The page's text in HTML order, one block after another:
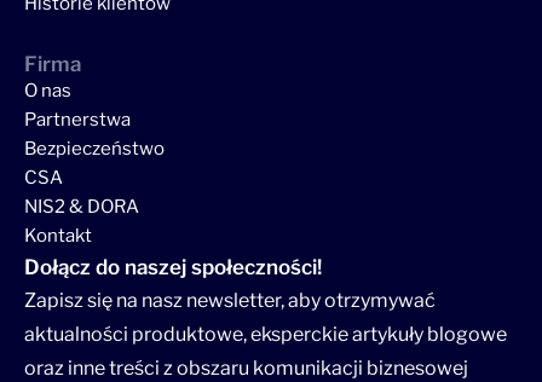
Firma
O nas
Partnerstwa
Bezpieczeństwo
CSA
NIS2 & DORA
Kontakt
Dołącz do naszej społeczności!
Zapisz się na nasz newsletter, aby otrzymywać
aktualności produktowe, eksperckie artykuły blogowe
oraz inne treści z obszaru komunikacji biznesowej